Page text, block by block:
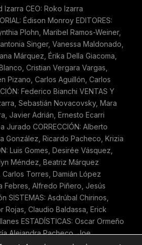
Izarra CEO: Roko Izarra
Édison Monroy EDITORES:
Plohn, Maribel Ramos-Weiner,
Singer, Vanessa Maldonado,
Márquez, Érika Della Giacoma,
Cristian Vergara Vargas,
Pizano, Carlos Aguillón, Carlos
Federico Bianchi VENTAS Y
Sebastián Novacovsky, Mara
Javier Adrián, Ernesto Ecarri
Jurado CORRECCIÓN: Alberto
González, Ricardo Pacheco, Krizia
Luis Gomes, Desirée Vásquez,
Méndez, Beatriz Márquez
Carlos Torres, Damián López
Febres, Alfredo Piñero, Jesús
SISTEMAS: Asdrúbal Chirinos,
Rojas, Claudio Baldassa, Erick
ESTADÍSTICAS: Oscar Ormeño
Alejandra Pacheco, Joe